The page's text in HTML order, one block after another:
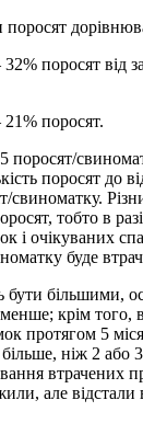
поросят від
21% поросят.
поросят/
поросят до
свиноматку.
тобто в
і очікуваних
буде
бути більшими,
крім того,
протягом 5
ніж 2 або
втрачених
але відстали